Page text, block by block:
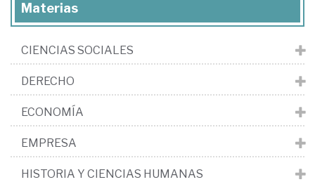
Materias
CIENCIAS SOCIALES
DERECHO
ECONOMÍA
EMPRESA
HISTORIA Y CIENCIAS HUMANAS